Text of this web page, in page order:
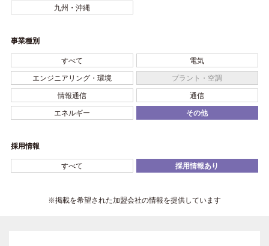
九州・沖縄
事業種別
すべて 電気
エンジニアリング・環境 プラント・空調
情報通信 通信
エネルギー その他
採用情報
すべて 採用情報あり
※掲載を希望された加盟会社の情報を提供しています